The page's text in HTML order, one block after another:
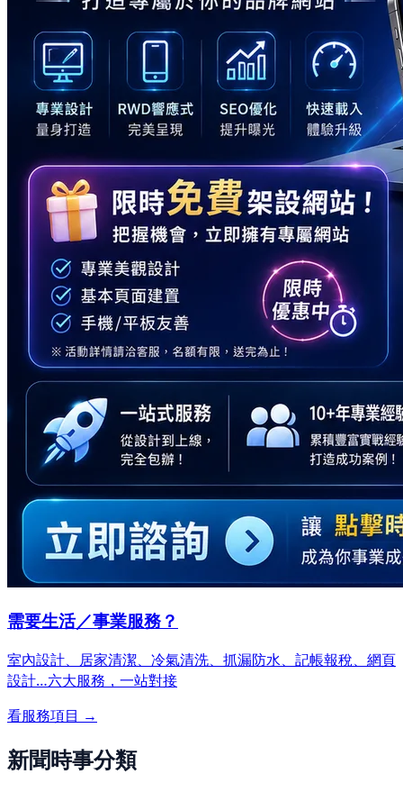
需要生活／事業服務？
室內設計、居家清潔、冷氣清洗、抓漏防水、記帳報稅、網頁
設計…六大服務，一站對接
看服務項目 →
新聞時事分類